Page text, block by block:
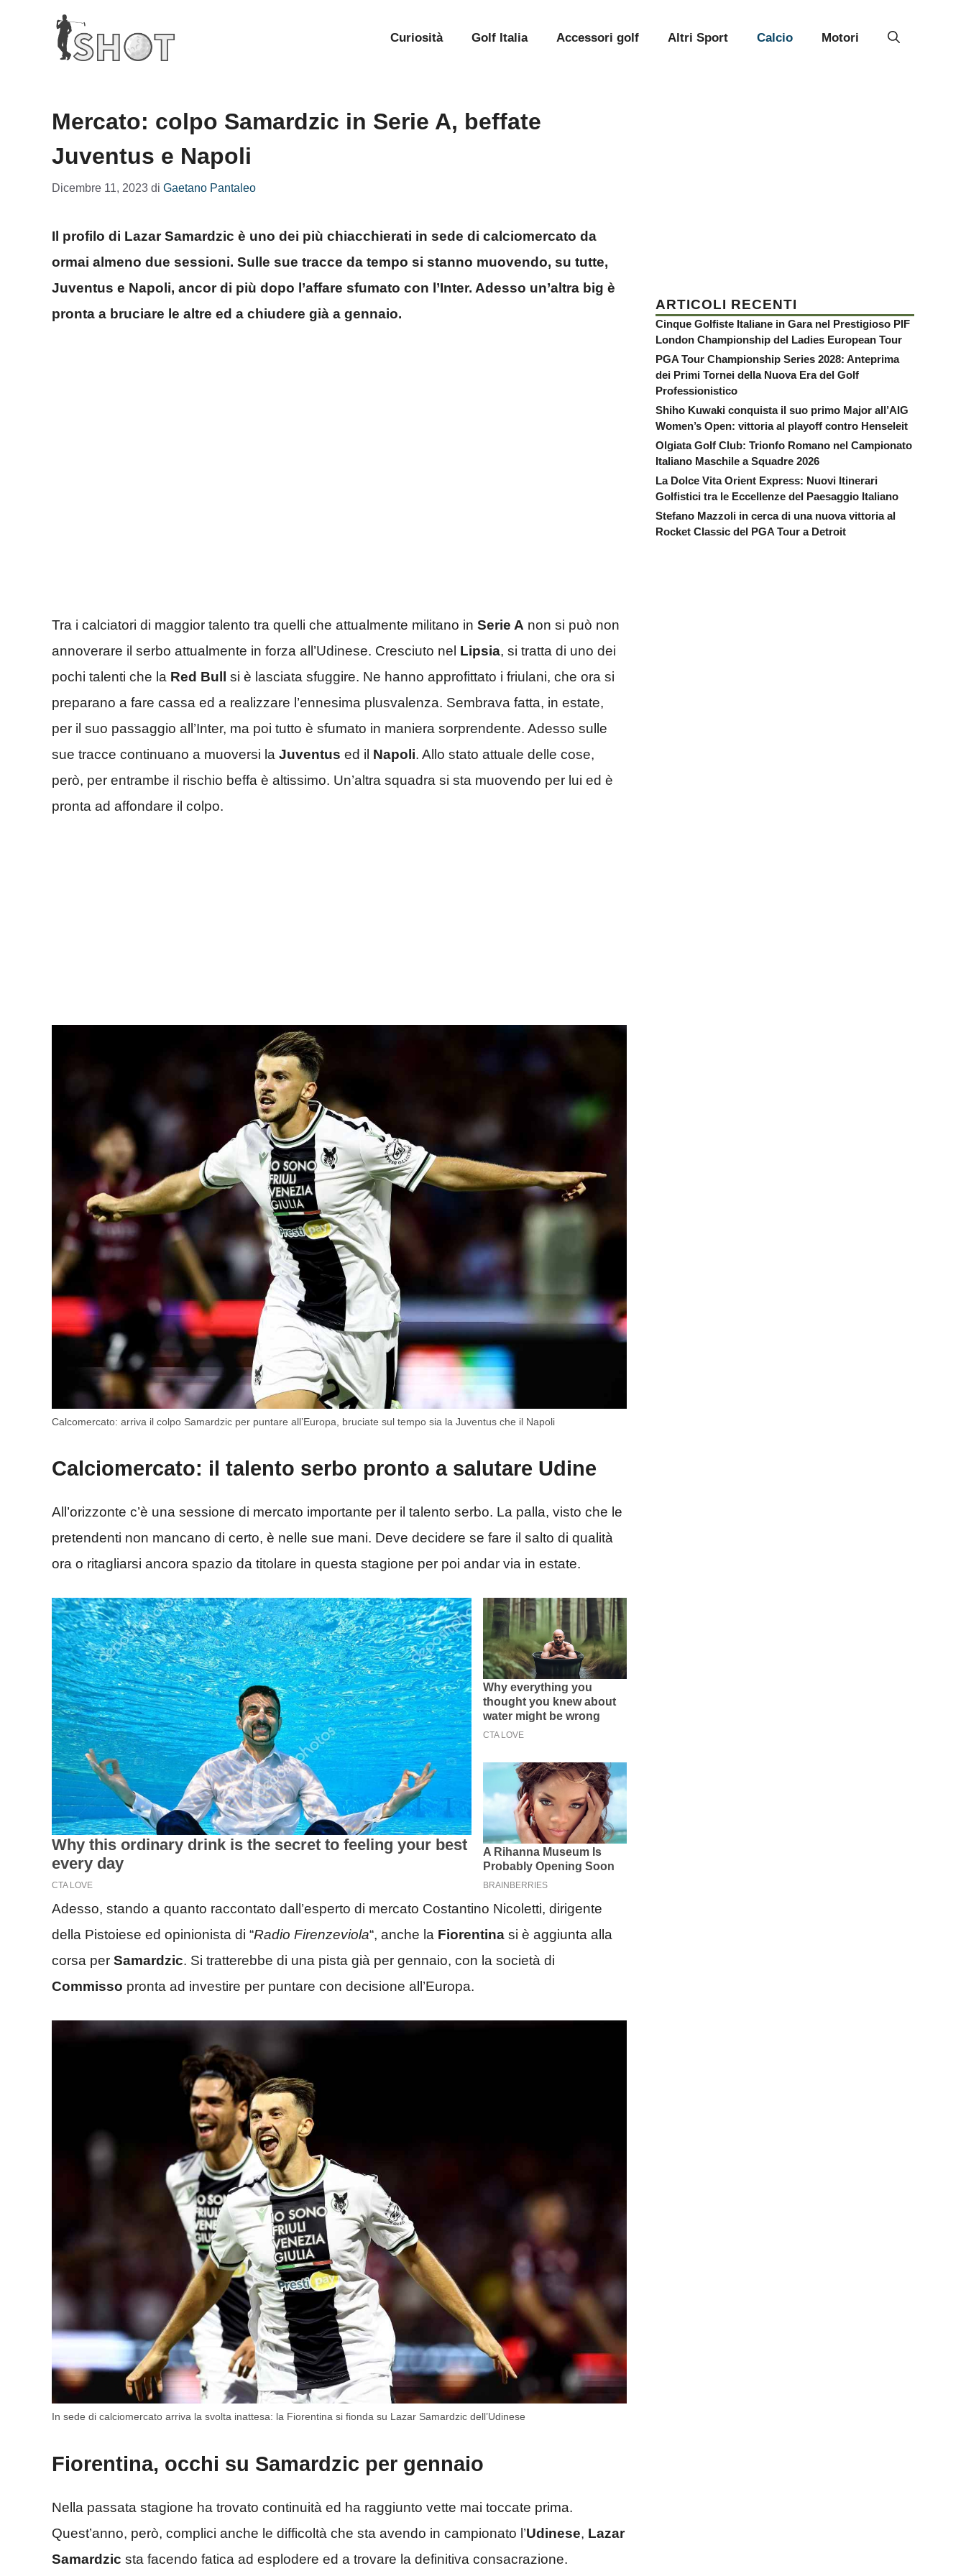
contenuto
Curiosità Golf Italia Accessori golf Altri Sport Calcio Motori
Mercato: colpo Samardzic in Serie A, beffate
Juventus e Napoli
Dicembre 11, 2023 di Gaetano Pantaleo
Il profilo di Lazar Samardzic è uno dei più chiacchierati in sede di calciomercato da
ormai almeno due sessioni. Sulle sue tracce da tempo si stanno muovendo, su tutte,
Juventus e Napoli, ancor di più dopo l’affare sfumato con l’Inter. Adesso un’altra big è
pronta a bruciare le altre ed a chiudere già a gennaio.
Tra i calciatori di maggior talento tra quelli che attualmente militano in Serie A non si può non
annoverare il serbo attualmente in forza all’Udinese. Cresciuto nel Lipsia, si tratta di uno dei
pochi talenti che la Red Bull si è lasciata sfuggire. Ne hanno approfittato i friulani, che ora si
preparano a fare cassa ed a realizzare l’ennesima plusvalenza. Sembrava fatta, in estate,
per il suo passaggio all’Inter, ma poi tutto è sfumato in maniera sorprendente. Adesso sulle
sue tracce continuano a muoversi la Juventus ed il Napoli. Allo stato attuale delle cose,
però, per entrambe il rischio beffa è altissimo. Un’altra squadra si sta muovendo per lui ed è
pronta ad affondare il colpo.
Calcomercato: arriva il colpo Samardzic per puntare all’Europa, bruciate sul tempo sia la Juventus che il Napoli
Calciomercato: il talento serbo pronto a salutare Udine
All’orizzonte c’è una sessione di mercato importante per il talento serbo. La palla, visto che le
pretendenti non mancano di certo, è nelle sue mani. Deve decidere se fare il salto di qualità
ora o ritagliarsi ancora spazio da titolare in questa stagione per poi andar via in estate.
Adesso, stando a quanto raccontato dall’esperto di mercato Costantino Nicoletti, dirigente
della Pistoiese ed opinionista di “Radio Firenzeviola“, anche la Fiorentina si è aggiunta alla
corsa per Samardzic. Si tratterebbe di una pista già per gennaio, con la società di
Commisso pronta ad investire per puntare con decisione all’Europa.
In sede di calciomercato arriva la svolta inattesa: la Fiorentina si fionda su Lazar Samardzic dell’Udinese
Fiorentina, occhi su Samardzic per gennaio
Nella passata stagione ha trovato continuità ed ha raggiunto vette mai toccate prima.
Quest’anno, però, complici anche le difficoltà che sta avendo in campionato l’Udinese, Lazar
Samardzic sta facendo fatica ad esplodere ed a trovare la definitiva consacrazione.
ARTICOLI RECENTI
Cinque Golfiste Italiane in Gara nel Prestigioso PIF
London Championship del Ladies European Tour
PGA Tour Championship Series 2028: Anteprima
dei Primi Tornei della Nuova Era del Golf
Professionistico
Shiho Kuwaki conquista il suo primo Major all’AIG
Women’s Open: vittoria al playoff contro Henseleit
Olgiata Golf Club: Trionfo Romano nel Campionato
Italiano Maschile a Squadre 2026
La Dolce Vita Orient Express: Nuovi Itinerari
Golfistici tra le Eccellenze del Paesaggio Italiano
Stefano Mazzoli in cerca di una nuova vittoria al
Rocket Classic del PGA Tour a Detroit